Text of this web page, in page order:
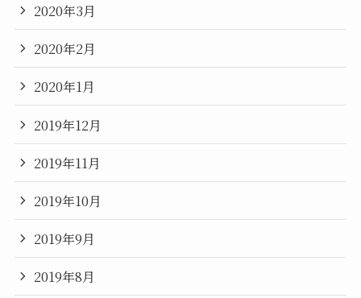
2020年3月
2020年2月
2020年1月
2019年12月
2019年11月
2019年10月
2019年9月
2019年8月